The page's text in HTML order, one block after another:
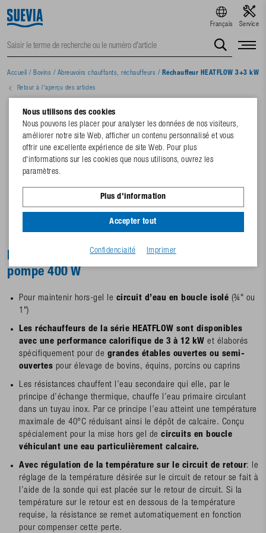
Français Service
Accueil / Bovins / Abreuvoirs chauffants, réchauffeurs / Réchauffeur HEATFLOW 3+3 kW
Retour à l'aperçu des articles
Réchauffeur HEATFLOW 3+3 kW 400 V,
pompe 400 W
Pour maintenir hors-gel le circuit d’eau en boucle isolé (¾" ou
1")
Les réchauffeurs de la série HEATFLOW sont disponibles
avec une performance calorifique de 3 à 12 kW et élaborés
spécifiquement pour de grandes étables ouvertes ou semi-
ouvertes pour élevage de bovins, équins, porcins ou caprins
Les résistances chauffent l’eau secondaire qui elle, par le
principe d’échange thermique, chauffe l’eau primaire circulant
dans un tuyau inox. Par ce principe l’eau atteint une température
maximale de 40°C réduisant ainsi le dépôt de calcaire. Conçu
spécialement pour la mise hors gel de circuits en boucle
véhiculant une eau particulièrement calcaire.
Avec régulation de la température sur le circuit de retour: le
réglage de la température désirée sur le circuit de retour se fait à
l’aide de la sonde qui est placée sur le retour de circuit. Si la
température sur le retour est en dessous de la température
requise, la résistance se remet automatiquement en fonction
pour compenser cette perte.
Nous utilisons des cookies
Nous pouvons les placer pour analyser les données de nos visiteurs,
améliorer notre site Web, afficher un contenu personnalisé et vous
offrir une excellente expérience de site Web. Pour plus
d'informations sur les cookies que nous utilisons, ouvrez les
paramètres.
Plus d'information
Accepter tout
Confidenciaité Imprimer